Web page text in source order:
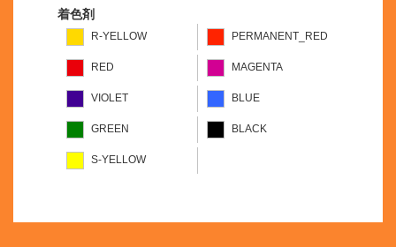
着色剤
R-YELLOW PERMANENT_RED
RED MAGENTA
VIOLET BLUE
GREEN BLACK
S-YELLOW